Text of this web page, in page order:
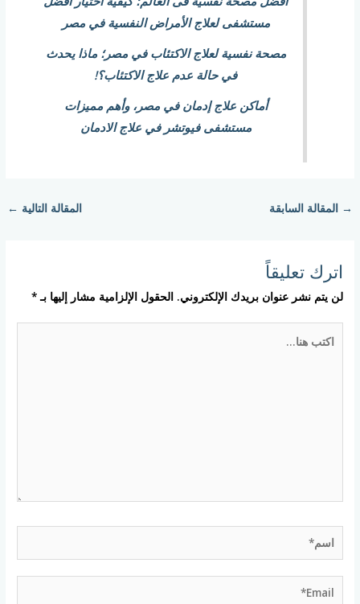
مستشفى لعلاج الأمراض النفسية في مصر
مصحة نفسية لعلاج الاكتئاب في مصر؛ ماذا يحدث
في حالة عدم علاج الاكتئاب؟!
أماكن علاج إدمان في مصر، وأهم مميزات
مستشفى فيوتشر في علاج الادمان
→ المقالة السابقة المقالة التالية ←
اترك تعليقاً
لن يتم نشر عنوان بريدك الإلكتروني. الحقول الإلزامية مشار إليها بـ*
اسم*
Email*